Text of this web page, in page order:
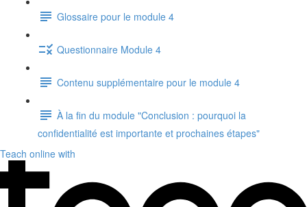
Glossaire pour le module 4
Questionnaire Module 4
Contenu supplémentaire pour le module 4
À la fin du module "Conclusion : pourquoi la
confidentialité est importante et prochaines étapes"
Teach online with